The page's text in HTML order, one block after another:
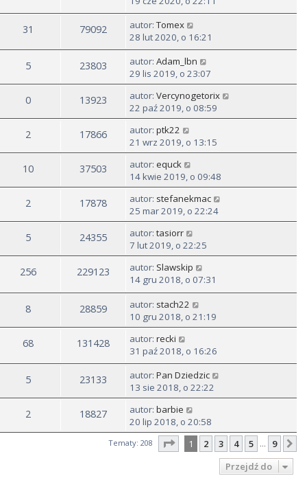
31 79092 autor: Tomex
28 lut 2020, o 16:21
5 23803 autor: Adam_lbn
29 lis 2019, o 23:07
0 13923 autor: Vercynogetorix
22 paź 2019, o 08:59
2 17866 autor: ptk22
21 wrz 2019, o 13:15
10 37503 autor: equck
14 kwie 2019, o 09:48
2 17878 autor: stefanekmac
25 mar 2019, o 22:24
5 24355 autor: tasiorr
7 lut 2019, o 22:25
256 229123 autor: Slawskip
14 gru 2018, o 07:31
8 28859 autor: stach22
10 gru 2018, o 21:19
68 131428 autor: recki
31 paź 2018, o 16:26
5 23133 autor: Pan Dziedzic
13 sie 2018, o 22:22
2 18827 autor: barbie
20 lip 2018, o 20:58
Tematy: 208 Strona1 z9
1 2 3 4 5 … 9
Przejdź do